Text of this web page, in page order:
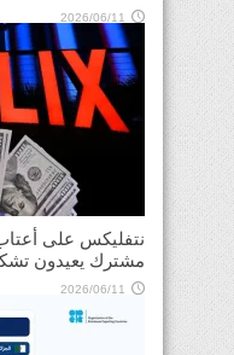
2026/06/11
مشترك يعيدون
2026/06/11